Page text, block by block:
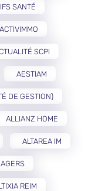
SANTÉ
ACTIVIMMO
SCPI
AESTIAM
DE GESTION)
ALLIANZ HOME
ALTAREA IM
REIM